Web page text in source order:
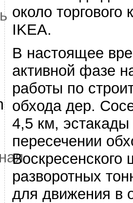
около торгового
IKEA.
В настоящее
активной фазе
работы по
обхода дер.
4,5 км, эстакады
пересечении
Воскресенского
разворотных
для движения в